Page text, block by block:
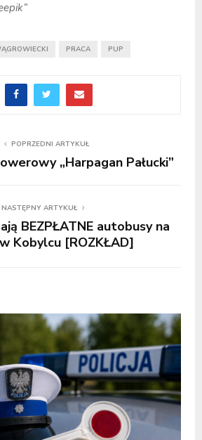
PRACA PUP
POPRZEDNI ARTYKUŁ
„Harpagan Pałucki”
NASTĘPNY ARTYKUŁ
BEZPŁATNE autobusy na
Kobylcu [ROZKŁAD]